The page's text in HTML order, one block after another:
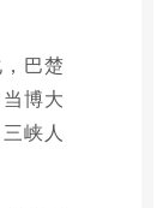
巴楚
博大
峡人